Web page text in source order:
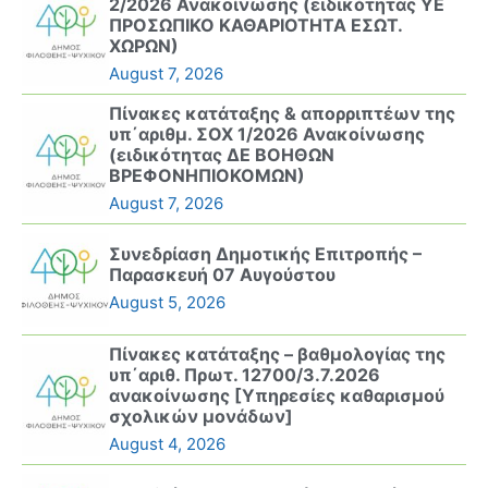
ΠΡΟΣΩΠΙΚΟ ΚΑΘΑΡΙΟΤΗΤΑ ΕΣΩΤ.
ΧΩΡΩΝ)
August 7, 2026
Πίνακες κατάταξης & απορριπτέων της
υπ΄αριθμ. ΣΟΧ 1/2026 Ανακοίνωσης
(ειδικότητας ΔΕ ΒΟΗΘΩΝ
ΒΡΕΦΟΝΗΠΙΟΚΟΜΩΝ)
August 7, 2026
Συνεδρίαση Δημοτικής Επιτροπής –
Παρασκευή 07 Αυγούστου
August 5, 2026
Πίνακες κατάταξης – βαθμολογίας της
υπ΄αριθ. Πρωτ. 12700/3.7.2026
ανακοίνωσης [Υπηρεσίες καθαρισμού
σχολικών μονάδων]
August 4, 2026